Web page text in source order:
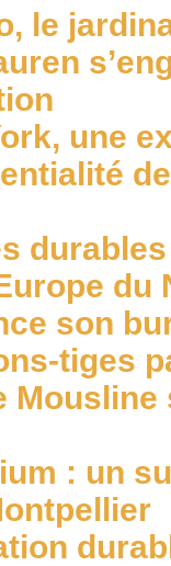
le
une
du
son
tiges
: un